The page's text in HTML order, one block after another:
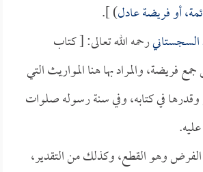
أو فريضة عادل) ].
السجستانيرحمه الله تعالى: [ كتاب
فريضة، والمراد بها هنا المواريث التي
في كتابه، وفي سنة رسوله صلوات
وهو القطع، وكذلك من التقدير،